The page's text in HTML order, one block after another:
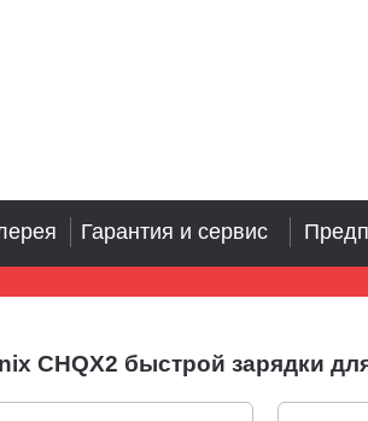
CHQX2 быстрой зарядки
Гарантия и сервис